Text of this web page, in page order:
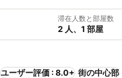
滞在人数と部屋数
2 人、1 部屋
ユーザー評価 : 8.0+ 街の中心部